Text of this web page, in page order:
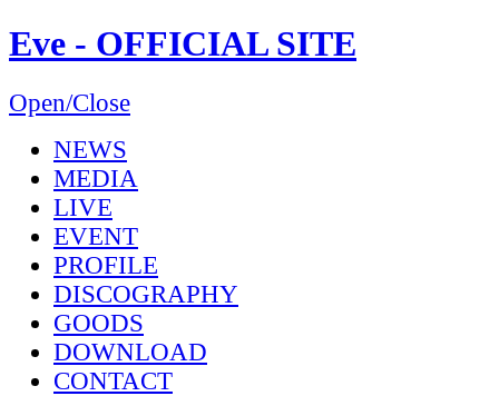
Eve - OFFICIAL SITE
Open/Close
NEWS
MEDIA
LIVE
EVENT
PROFILE
DISCOGRAPHY
GOODS
DOWNLOAD
CONTACT